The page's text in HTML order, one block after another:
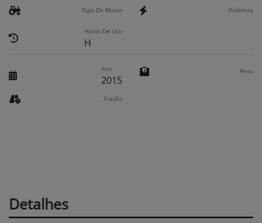
Tipo De Motor Potência
Horas De Uso
H
Ano
2015
Peso
Tração
Detalhes